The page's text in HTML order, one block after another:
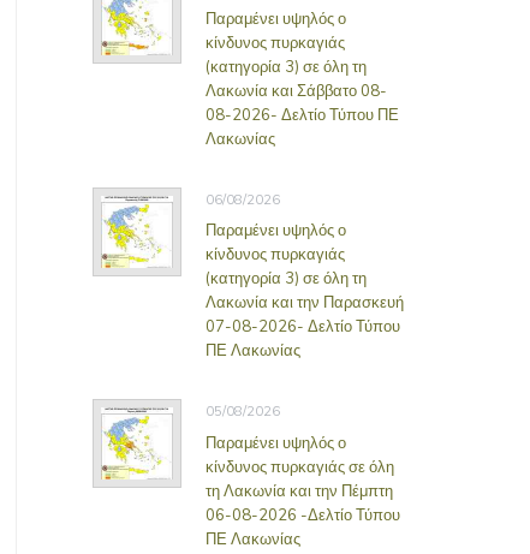
Παραμένει υψηλός ο
κίνδυνος πυρκαγιάς
(κατηγορία 3) σε όλη τη
Λακωνία και Σάββατο 08-
08-2026- Δελτίο Τύπου ΠΕ
Λακωνίας
06/08/2026
Παραμένει υψηλός ο
κίνδυνος πυρκαγιάς
(κατηγορία 3) σε όλη τη
Λακωνία και την Παρασκευή
07-08-2026- Δελτίο Τύπου
ΠΕ Λακωνίας
05/08/2026
Παραμένει υψηλός ο
κίνδυνος πυρκαγιάς σε όλη
τη Λακωνία και την Πέμπτη
06-08-2026 -Δελτίο Τύπου
ΠΕ Λακωνίας